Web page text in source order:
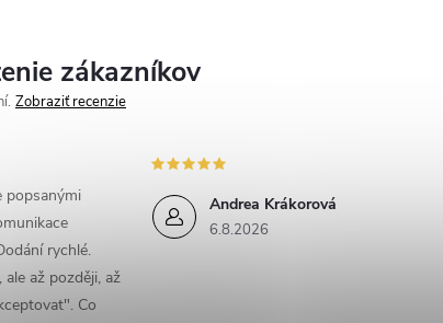
zákazníkov
Zobraziť recenzie
popsanými
rychlé.
až později, až
Co
Andrea Krákorová
6.8.2026